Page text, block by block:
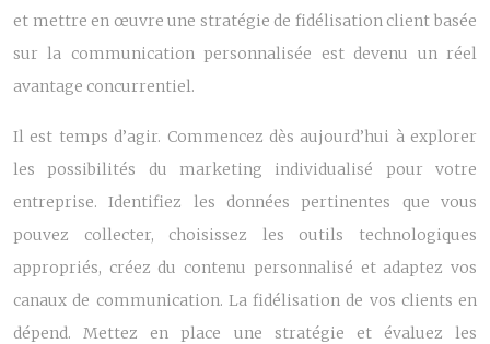
et mettre en œuvre une stratégie de fidélisation client basée
sur la communication personnalisée est devenu un réel
avantage concurrentiel.
Il est temps d’agir. Commencez dès aujourd’hui à explorer
les possibilités du marketing individualisé pour votre
entreprise. Identifiez les données pertinentes que vous
pouvez collecter, choisissez les outils technologiques
appropriés, créez du contenu personnalisé et adaptez vos
canaux de communication. La fidélisation de vos clients en
dépend. Mettez en place une stratégie et évaluez les